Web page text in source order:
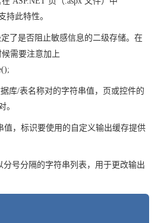
持此特性。
了是否阻止敏感信息的二级存储。在
需要注意加上
库/表名称对的字符串值，页或控件的
。
值，标识要使用的自定义输出缓存提供
分号分隔的字符串列表，用于更改输出